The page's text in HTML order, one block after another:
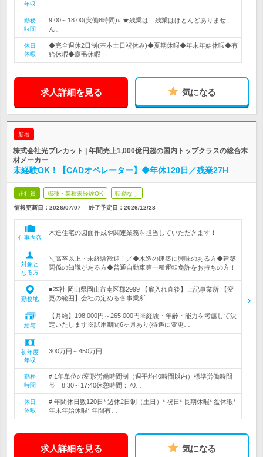
年収
勤務
時間
9:00～18:00(実働8時間)# ★残業は…残業はほとんどありませ
ん。
休日
休暇
◆完全週休2日制(基本土日祝休み)◆夏期休暇◆年末年始休暇◆有
給休暇◆慶弔休暇
求人詳細を見る 気になる
新着
株式会社光プレカット | 年間売上1,000億円超の国内トップクラスの総合木
材メーカー
未経験OK！【CADオペレーター】◆年休120日／残業27H
正社員 職種・業種未経験OK 転勤なし
情報更新日：2026/07/07 終了予定日： 2026/12/28
仕事内容
木造住宅の図面作成や関連業務を担当していただきます！
対象と
なる方
＼高卒以上・未経験歓迎！／◆木造の建築に興味のある方◆建築
関係の知識がある方◆普通自動車第一種運転免許をお持ちの方！
勤務地
■本社 岡山県岡山市南区郡2999 【雇入れ直後】上記事業所 【変
更の範囲】会社の定める各事業所
給与
【月給】198,000円～265,000円※経験・年齢・能力を考慮して決
定いたします※試用期間6ヶ月あり(待遇に変更…
初年度
年収
300万円～450万円
勤務
時間
# 1年単位の変形労働時間制（週平均40時間以内）標準労働時間
帯 8:30～17:40休憩時間：70…
休日
休暇
# 年間休日数120日* 週休2日制（土日）* 祝日* 長期休暇* 盆休暇*
年末年始休暇* 年間有…
求人詳細を見る 気になる